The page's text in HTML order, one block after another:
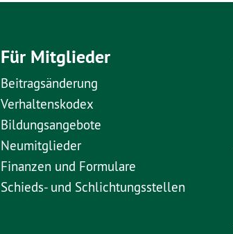
Für Mitglieder
Beitragsänderung
Verhaltenskodex
Bildungsangebote
Neumitglieder
Finanzen und Formulare
Schieds- und Schlichtungsstellen